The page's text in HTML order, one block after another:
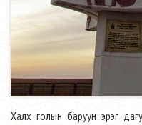
Халх голын баруун эрэг